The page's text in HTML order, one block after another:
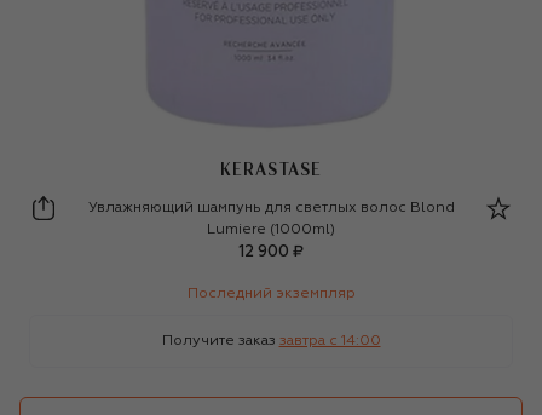
KERASTASE
Kerastase
Увлажняющий шампунь для светлых волос Blond
Lumiere (1000ml)
12 900 ₽
Последний экземпляр
Получите заказ завтра c 14:00